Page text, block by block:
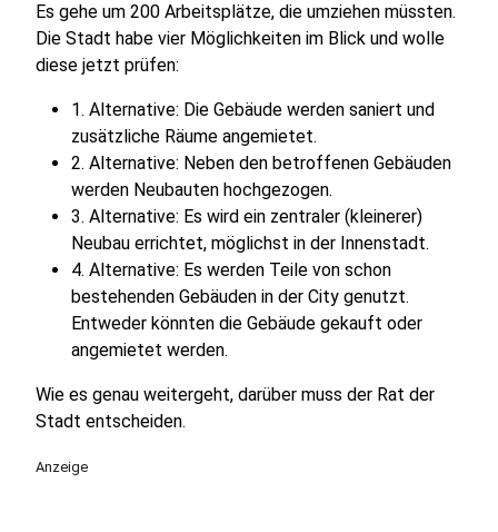
Es gehe um 200 Arbeitsplätze, die umziehen müssten.
Die Stadt habe vier Möglichkeiten im Blick und wolle
diese jetzt prüfen:
1. Alternative: Die Gebäude werden saniert und
zusätzliche Räume angemietet.
2. Alternative: Neben den betroffenen Gebäuden
werden Neubauten hochgezogen.
3. Alternative: Es wird ein zentraler (kleinerer)
Neubau errichtet, möglichst in der Innenstadt.
4. Alternative: Es werden Teile von schon
bestehenden Gebäuden in der City genutzt.
Entweder könnten die Gebäude gekauft oder
angemietet werden.
Wie es genau weitergeht, darüber muss der Rat der
Stadt entscheiden.
Anzeige